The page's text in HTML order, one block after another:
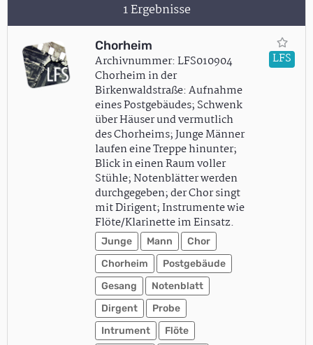
1 Ergebnisse
Chorheim
Archivnummer: LFS010904
Chorheim in der
Birkenwaldstraße: Aufnahme
eines Postgebäudes; Schwenk
über Häuser und vermutlich
des Chorheims; Junge Männer
laufen eine Treppe hinunter;
Blick in einen Raum voller
Stühle; Notenblätter werden
durchgegeben; der Chor singt
mit Dirigent; Instrumente wie
Flöte/Klarinette im Einsatz.
Junge Mann
Chor
Chorheim
Postgebäude
Gesang
Notenblatt
Dirgent
Probe
Intrument
Flöte
LFS